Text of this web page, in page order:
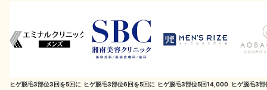
ヒゲ脱毛3部位3回を5回に ヒゲ脱毛3部位6回を5回に ヒゲ脱毛3部位5回14,000 ヒゲ脱毛3